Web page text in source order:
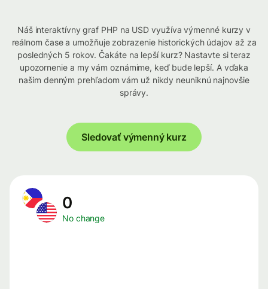
Náš interaktívny graf PHP na USD využíva výmenné kurzy v
reálnom čase a umožňuje zobrazenie historických údajov až za
posledných 5 rokov. Čakáte na lepší kurz? Nastavte si teraz
upozornenie a my vám oznámime, keď bude lepší. A vďaka
našim denným prehľadom vám už nikdy neuniknú najnovšie
správy.
Sledovať výmenný kurz
0
No change